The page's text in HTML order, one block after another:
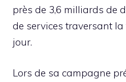
près de 3,6 milliards de
de services traversant
jour.
Lors de sa campagne